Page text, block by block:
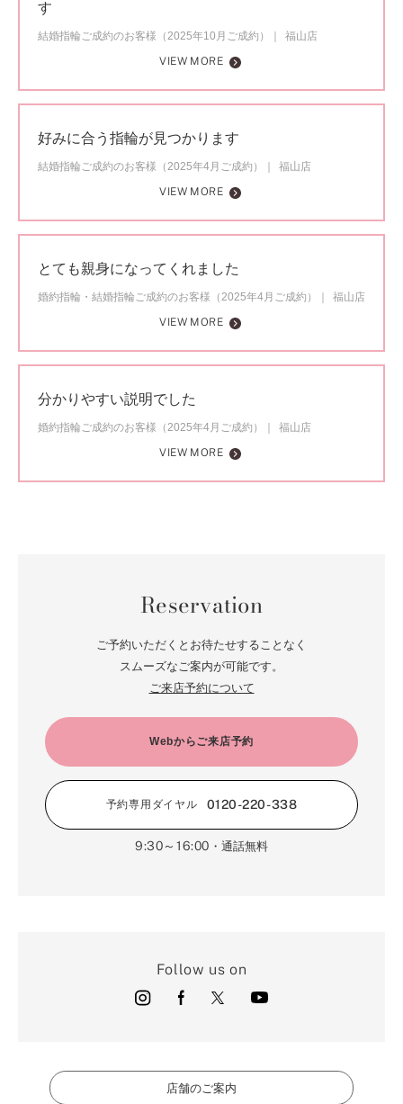
す
結婚指輪ご成約のお客様（2025年10月ご成約）
福山店
VIEW MORE
好みに合う指輪が見つかります
結婚指輪ご成約のお客様（2025年4月ご成約）
福山店
VIEW MORE
とても親身になってくれました
婚約指輪・結婚指輪ご成約のお客様（2025年4月ご成約）
福山店
VIEW MORE
分かりやすい説明でした
婚約指輪ご成約のお客様（2025年4月ご成約）
福山店
VIEW MORE
Reservation
ご予約いただくとお待たせすることなく
スムーズなご案内が可能です。
ご来店予約について
Webからご来店予約
予約専用ダイヤル 0120-220-338
9:30～16:00 ・通話無料
Follow us on
店舗のご案内